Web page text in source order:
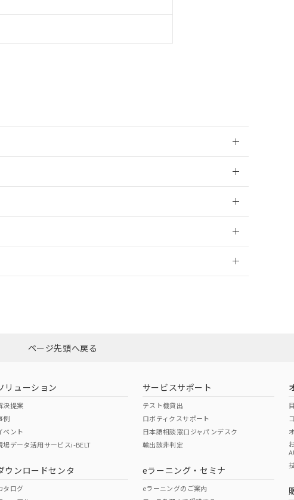
こちら
（アメリカ
この製品の規格認証/適合状況ページへ
その他の認証はこちらのページからご検索ください
ページ先頭へ戻る
リューション
決提案
例
ベント
場データ活用サービスi-BELT
ウンロードセンタ
タログ
サービスサポート
テスト機貸出
ロボティクスサポート
日本語相談窓口ジャパンデスク
輸出該非判定
eラーニング・セミナ
eラーニングのご案内